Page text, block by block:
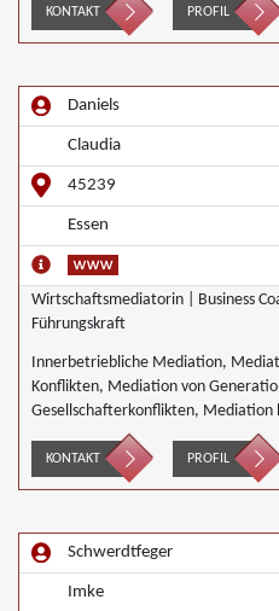
KONTAKT PROFIL
Daniels
Claudia
45239
Essen
Wirtschaftsmediatorin | Business
Führungskraft
Innerbetriebliche Mediation,
Konflikten, Mediation von
Gesellschafterkonflikten, Mediation
Mediation von
Schulmediation,
KONTAKT PROFIL
Schwerdtfeger
Imke